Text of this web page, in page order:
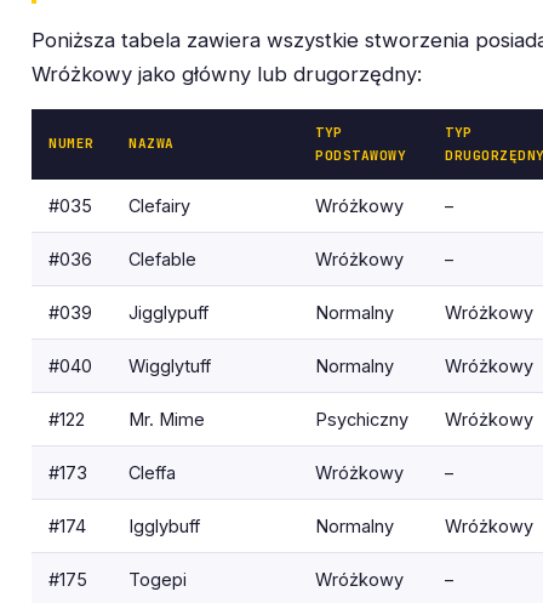
Poniższa tabela zawiera wszystkie stworzenia
Wróżkowy jako główny lub drugorzędny:
NUMER NAZWA
TYP
PODSTAWOWY
TYP
#035 Clefairy Wróżkowy –
#036 Clefable Wróżkowy –
#039 Jigglypuff Normalny Wróżkowy
#040 Wigglytuff Normalny Wróżkowy
#122 Mr. Mime Psychiczny Wróżkowy
#173 Cleffa Wróżkowy –
#174 Igglybuff Normalny Wróżkowy
#175 Togepi Wróżkowy –